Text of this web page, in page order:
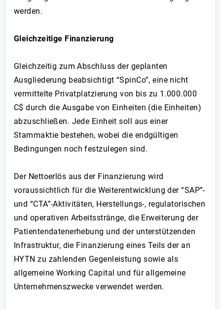
werden.
Gleichzeitige Finanzierung
Gleichzeitig zum Abschluss der geplanten
Ausgliederung beabsichtigt “SpinCo”, eine nicht
vermittelte Privatplatzierung von bis zu 1.000.000
C$ durch die Ausgabe von Einheiten (die Einheiten)
abzuschließen. Jede Einheit soll aus einer
Stammaktie bestehen, wobei die endgültigen
Bedingungen noch festzulegen sind.
Der Nettoerlös aus der Finanzierung wird
voraussichtlich für die Weiterentwicklung der “SAP”-
und “CTA”-Aktivitäten, Herstellungs-, regulatorischen
und operativen Arbeitsstränge, die Erweiterung der
Patientendatenerhebung und der unterstützenden
Infrastruktur, die Finanzierung eines Teils der an
HYTN zu zahlenden Gegenleistung sowie als
allgemeine Working Capital und für allgemeine
Unternehmenszwecke verwendet werden.